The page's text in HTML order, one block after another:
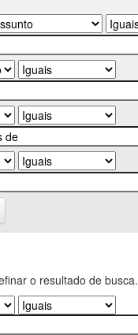
o resultado de busca.